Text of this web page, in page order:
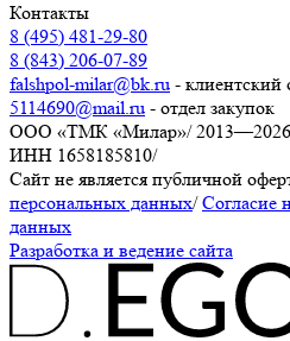
Контакты
8 (495) 481-29-80
8 (843) 206-07-89
falshpol-milar@bk.ru - клиентский
5114690@mail.ru - отдел закупок
ООО «ТМК «Милар»/
ИНН 1658185810/
Сайт не является публичной
персональных данных/ Согласие
данных
Разработка и ведение сайта